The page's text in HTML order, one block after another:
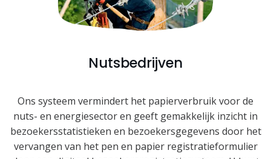
Nutsbedrijven
Ons systeem vermindert het papierverbruik voor de
nuts- en energiesector en geeft gemakkelijk inzicht in
bezoekersstatistieken en bezoekersgegevens door het
vervangen van het pen en papier registratieformulier